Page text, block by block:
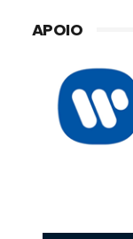
APOIO